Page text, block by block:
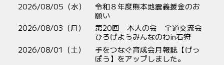
2026/08/05（水）
令和８年度熊本地震義援金のお
願い
2026/08/03（月）
第20回 本人の会 全道交流会
ひろげようみんなのわin石狩
2026/08/01（土）
手をつなぐ育成会月報誌【げっ
ぽう】をアップしました。